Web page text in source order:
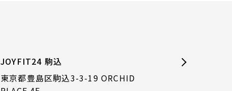
JOYFIT24 駒込
東京都豊島区駒込3-3-19 ORCHID